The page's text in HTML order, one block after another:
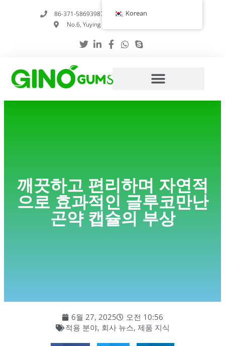
86-371-58693987
info@gumstabilizer.com
No.6, Yuying Road, 정저우, 허난성, 중국
깨끗하고 편리하며 자연적
으로 효과적인 글루코만난
곤약 캡슐의 부상
6월 27, 2025
오전 10:56
적용 분야, 회사 뉴스, 제품 지식
Korean